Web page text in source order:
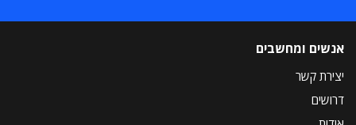
אנשים ומחשבים
יצירת קשר
דרושים